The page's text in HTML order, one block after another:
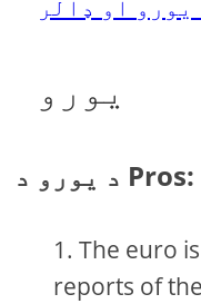
او ډالر
یورو
د یورو د Pros:
The euro
reports of